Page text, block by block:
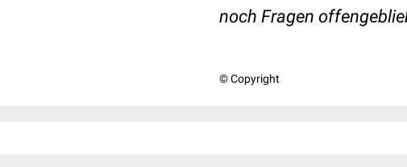
noch Fragen
© Copyright